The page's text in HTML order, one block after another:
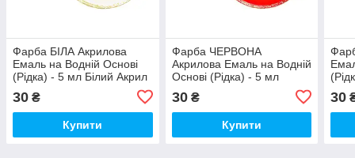
Фарба БІЛА Акрилова
Емаль на Водній Основі
(Рідка) - 5 мл Білий Акрил
Дерев'яних Деталей
30 ₴
Купити
Фарба ЧЕРВОНА
Акрилова Емаль на Водній
Основі (Рідка) - 5 мл
Фарбування Дерев'яних
Деталей
30₴
Купити
30